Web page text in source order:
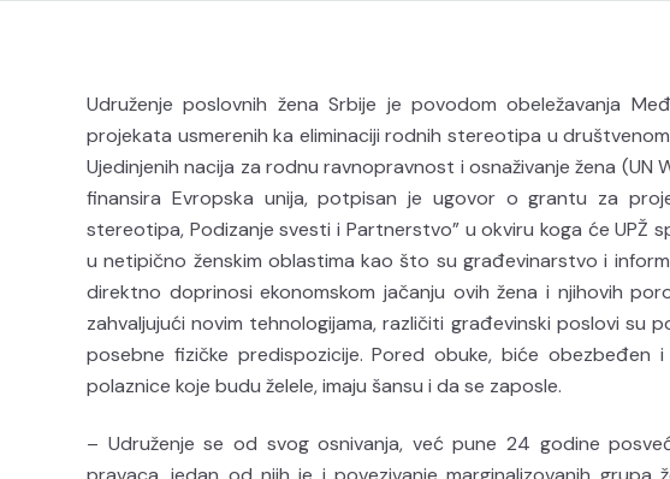
Udruženje poslovnih žena Srbije je povodom obeležavanja
projekata usmerenih ka eliminaciji rodnih stereotipa u
Ujedinjenih nacija za rodnu ravnopravnost i osnaživanje žena (UN
finansira Evropska unija, potpisan je ugovor o grantu za
stereotipa, Podizanje svesti i Partnerstvo” u okviru koga će UPŽ
u netipično ženskim oblastima kao što su građevinarstvo i
direktno doprinosi ekonomskom jačanju ovih žena i njihovih
zahvaljujući novim tehnologijama, različiti građevinski poslovi su
posebne fizičke predispozicije. Pored obuke, biće
polaznice koje budu želele, imaju šansu i da se zaposle.
– Udruženje se od svog osnivanja, već pune 24 godine